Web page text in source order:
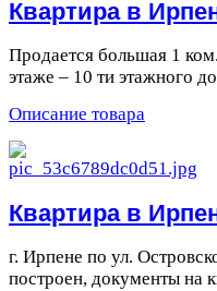
Квартира в
Продается большая 1
этаже – 10 ти этажного
Описание товара
Квартира в
г. Ирпене по ул.
построен, документы на